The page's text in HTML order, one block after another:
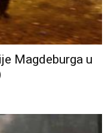
Magdeburga u